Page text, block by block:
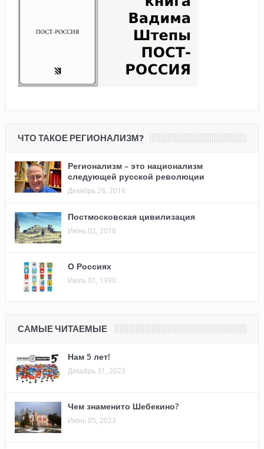
ЧТО ТАКОЕ РЕГИОНАЛИЗМ?
Регионализм – это национализм
следующей русской революции
Декабрь 28, 2016
Постмосковская цивилизация
Июнь 02, 2016
О Россиях
Июль 01, 1990
САМЫЕ ЧИТАЕМЫЕ
Нам 5 лет!
Декабрь 31, 2023
Чем знаменито Шебекино?
Июнь 05, 2023